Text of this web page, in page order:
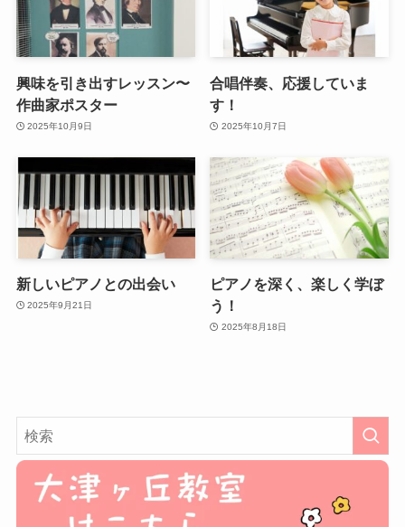
興味を引き出すレッスン〜
作曲家ポスター
2025年10月9日
合唱伴奏、応援していま
す！
2025年10月7日
新しいピアノとの出会い
2025年9月21日
ピアノを深く、楽しく学ぼ
う！
2025年8月18日